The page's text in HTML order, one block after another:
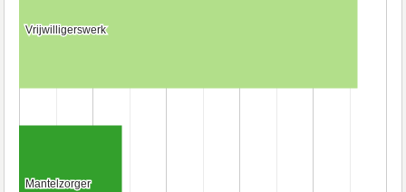
Vrijwilligerswerk
Vrijwilligerswerk
Mantelzorger
Mantelzorger